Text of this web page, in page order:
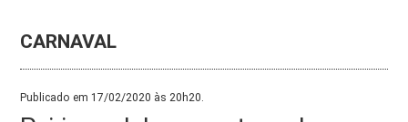
CARNAVAL
Publicado em 17/02/2020 às 20h20.